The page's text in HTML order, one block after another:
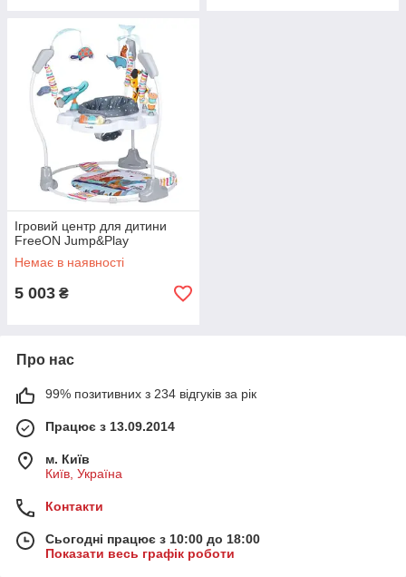
Ігровий центр для дитини
FreeON Jump&Play
Немає в наявності
5 003 ₴
Про нас
99% позитивних з 234 відгуків за рік
Працює з 13.09.2014
м. Київ
Київ, Україна
Контакти
Сьогодні працює з 10:00 до 18:00
Показати весь графік роботи